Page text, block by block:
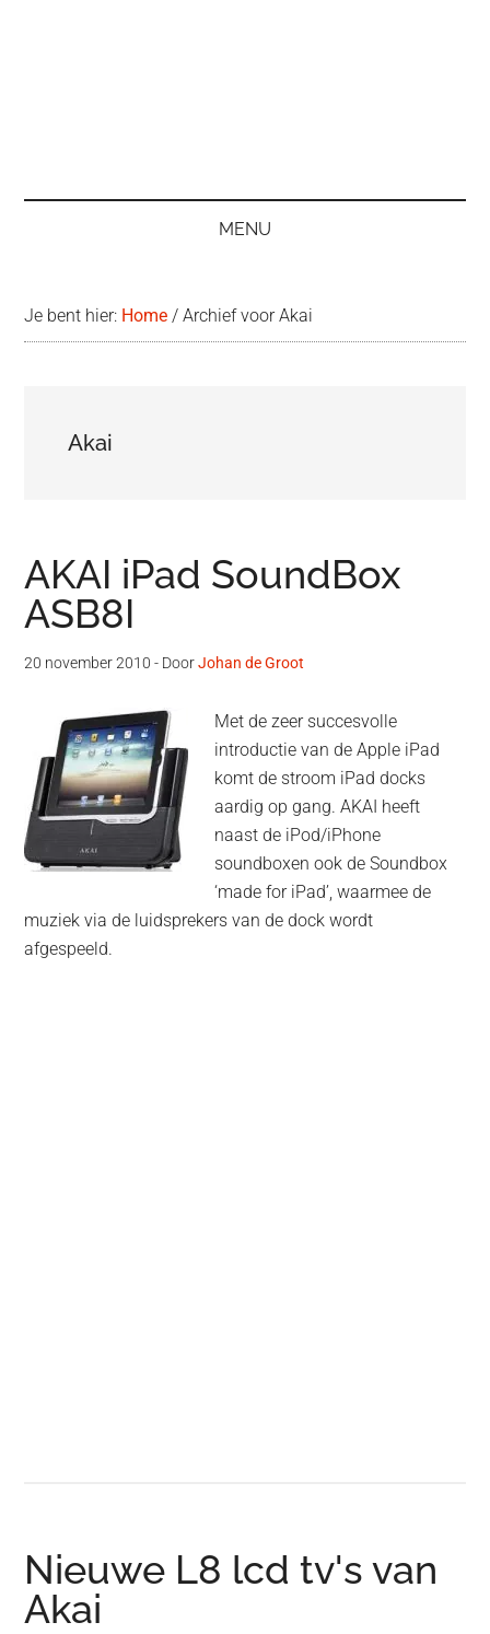
MENU
Je bent hier: Home / Archief voor Akai
Akai
AKAI iPad SoundBox
ASB8I
20 november 2010 - DoorJohan de Groot
Met de zeer succesvolle
introductie van de Apple iPad
komt de stroom iPad docks
aardig op gang. AKAI heeft
naast de iPod/iPhone
soundboxen ook de Soundbox
‘made for iPad’, waarmee de
muziek via de luidsprekers van de dock wordt
afgespeeld.
Nieuwe L8 lcd tv's van
Akai